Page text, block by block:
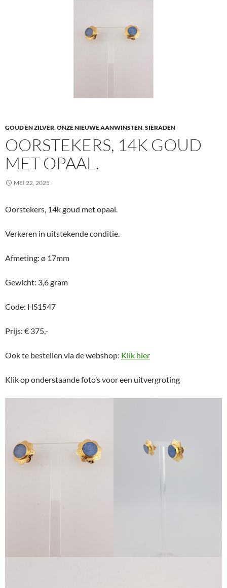
GOUD EN ZILVER,ONZE NIEUWE AANWINSTEN,SIERADEN
OORSTEKERS, 14K GOUD
MET OPAAL.
MEI 22, 2025
Oorstekers, 14k goud met opaal.
Verkeren in uitstekende conditie.
Afmeting: ø 17mm
Gewicht: 3,6 gram
Code: HS1547
Prijs: € 375,-
Ook te bestellen via de webshop: Klik hier
Klik op onderstaande foto’s voor een uitvergroting